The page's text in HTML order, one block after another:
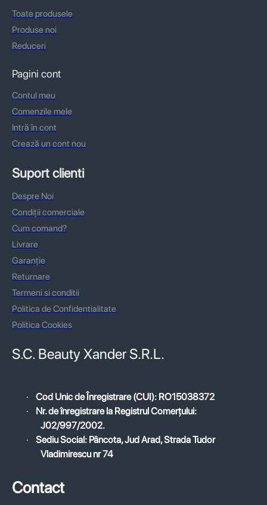
Toate produsele
Produse noi
Reduceri
Pagini cont
Contul meu
Comenzile mele
Intră în cont
Crează un cont nou
Suport clienti
Despre Noi
Condiții comerciale
Cum comand?
Livrare
Garanție
Returnare
Termeni si conditii
Politica de Confidentialitate
Politica Cookies
S.C. Beauty Xander S.R.L.
·
Cod Unic de Înregistrare (CUI): RO15038372
·
Nr. de înregistrare la Registrul Comerțului:
J02/997/2002.
·
Sediu Social: Pâncota, Jud Arad, Strada Tudor
Vladimirescu nr 74
Contact